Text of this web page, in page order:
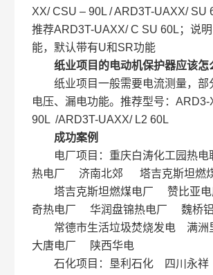
XX/ CSU – 90L / ARD3T-UAXX/ SU
推荐ARD3T-UAXX/ C SU 60L；说
能，默认带有U和SR功能
纸业项目的电动机保护器应该怎
纸业项目一般需要电流测量，部
电压、漏电功能。推荐型号：ARD3-
90L /ARD3T-UAXX/ L2 60L
成功案例
电厂项目：重庆白涛化工园热
热电厂 济南北郊 塔吉克斯坦燃
塔吉克斯坦燃煤电厂 赞比亚
奇热电厂 华润盘锦热电厂 魏桥
常德市生活垃圾焚烧发电 满洲
大唐电厂 陕西华电
石化项目：垦利石化 四川永